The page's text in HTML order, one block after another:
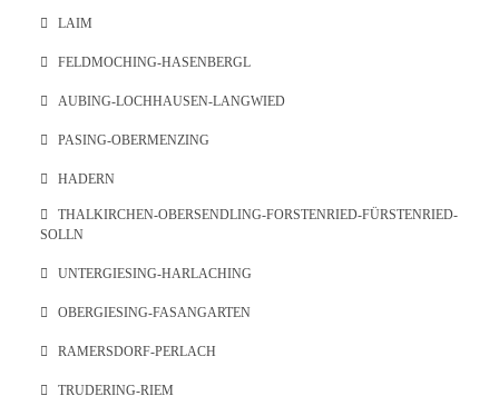
LAIM
FELDMOCHING-HASENBERGL
AUBING-LOCHHAUSEN-LANGWIED
PASING-OBERMENZING
HADERN
THALKIRCHEN-OBERSENDLING-FORSTENRIED-FÜRSTENRIED-
SOLLN
UNTERGIESING-HARLACHING
OBERGIESING-FASANGARTEN
RAMERSDORF-PERLACH
TRUDERING-RIEM